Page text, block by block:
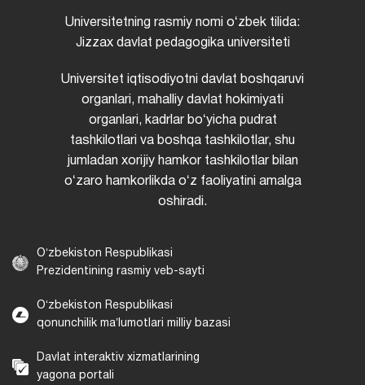
Universitetning rasmiy nomi oʻzbek tilida:
Jizzax davlat pedagogika universiteti
Universitet iqtisodiyotni davlat boshqaruvi
organlari, mahalliy davlat hokimiyati
organlari, kadrlar boʻyicha pudrat
tashkilotlari va boshqa tashkilotlar, shu
jumladan xorijiy hamkor tashkilotlar bilan
oʻzaro hamkorlikda oʻz faoliyatini amalga
oshiradi.
Oʻzbekiston Respublikasi
Prezidentining rasmiy veb-sayti
Oʻzbekiston Respublikasi
qonunchilik maʼlumotlari milliy bazasi
Davlat interaktiv xizmatlarining
yagona portali